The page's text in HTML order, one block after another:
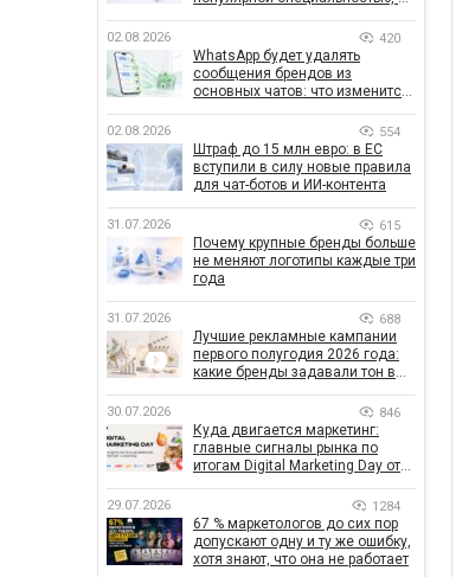
рекордным за последние 5 лет
02.08.2026 420
WhatsApp будет удалять
сообщения брендов из
основных чатов: что изменится
02.08.2026 554
Штраф до 15 млн евро: в ЕС
вступили в силу новые правила
для чат-ботов и ИИ-контента
31.07.2026 615
Почему крупные бренды больше
не меняют логотипы каждые три
года
31.07.2026 688
Лучшие рекламные кампании
первого полугодия 2026 года:
какие бренды задавали тон в
30.07.2026 846
Куда двигается маркетинг:
главные сигналы рынка по
итогам Digital Marketing Day от
29.07.2026 1284
67 % маркетологов до сих пор
допускают одну и ту же ошибку,
хотя знают, что она не работает